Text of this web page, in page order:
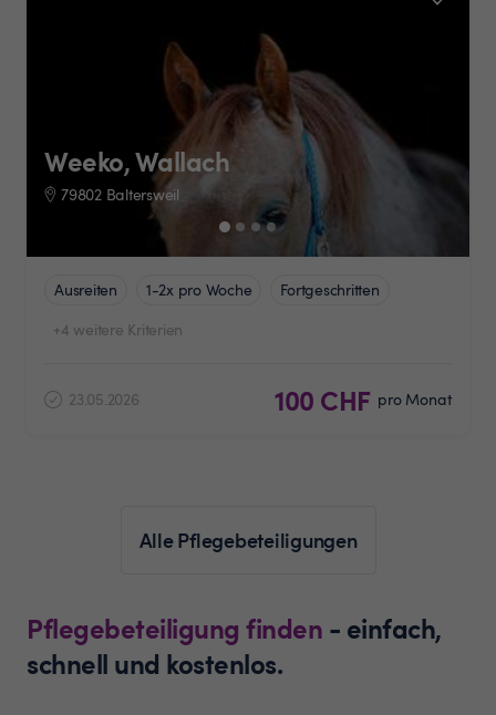
Weeko, Wallach
79802 Baltersweil
Ausreiten 1-2x pro Woche
Fortgeschritten
+4 weitere Kriterien
23.05.2026 100 CHF pro Monat
Alle Pflegebeteiligungen
Pflegebeteiligung finden - einfach,
schnell und kostenlos.